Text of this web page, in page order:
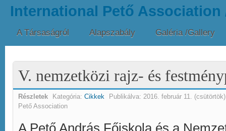
International Pető Association
A Társaságról Alapszabály Galéria /Gallery
V. nemzetközi rajz- és
Részletek Kategória: Cikkek Publikálva: 2016. február 11.
Pető Association
A Pető András Főiskola és a